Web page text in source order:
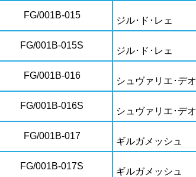
FG/001B-015
ジル･ド･レェ
FG/001B-015S
ジル･ド･レェ
FG/001B-016
シュヴァリエ･デ
FG/001B-016S
シュヴァリエ･デ
FG/001B-017
ギルガメッシュ
FG/001B-017S
ギルガメッシュ